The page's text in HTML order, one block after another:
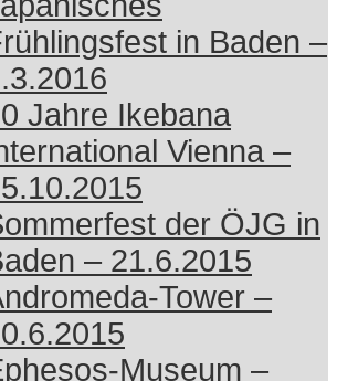
in Baden –
Jahre Ikebana
Vienna –
der ÖJG in
– 21.6.2015
Tower –
Museum –